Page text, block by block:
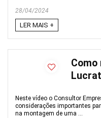
28/04/2024
LER MAIS +
Neste vídeo o Consultor
considerações importantes
na montagem de uma ...